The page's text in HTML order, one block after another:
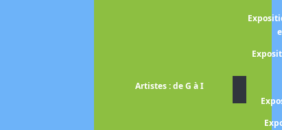
Artistes : de G à I